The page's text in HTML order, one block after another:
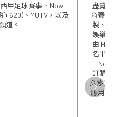
甲足球賽事、Now
620)、MUTV，以及
道。
盡覽英
育賽事,
製、精
娛樂包
由
名平台
Now
訂購歐
探索集
應用程
關閉